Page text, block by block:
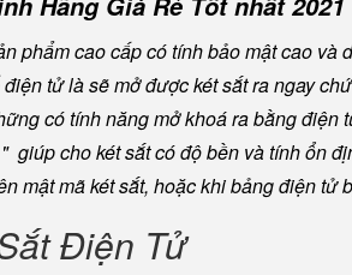
phẩm cao cấp có tính bảo mật cao và
tử là sẽ mở được két sắt ra ngay
có tính năng mở khoá ra bằng điện
giúp cho két sắt có độ bền và tính ổn
mật mã két sắt, hoặc khi bảng điện tử
Điện Tử